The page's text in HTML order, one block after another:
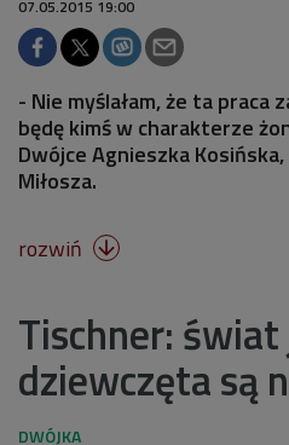
07.05.2015 19:00
- Nie myślałam, że ta praca
będę kimś w charakterze
Dwójce Agnieszka
Miłosza.
rozwiń 
Tischner:
dziewczęta są